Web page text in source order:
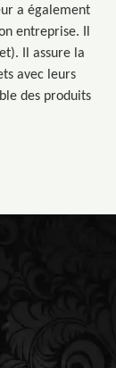
a également
entreprise. Il
Il assure la
avec leurs
des produits